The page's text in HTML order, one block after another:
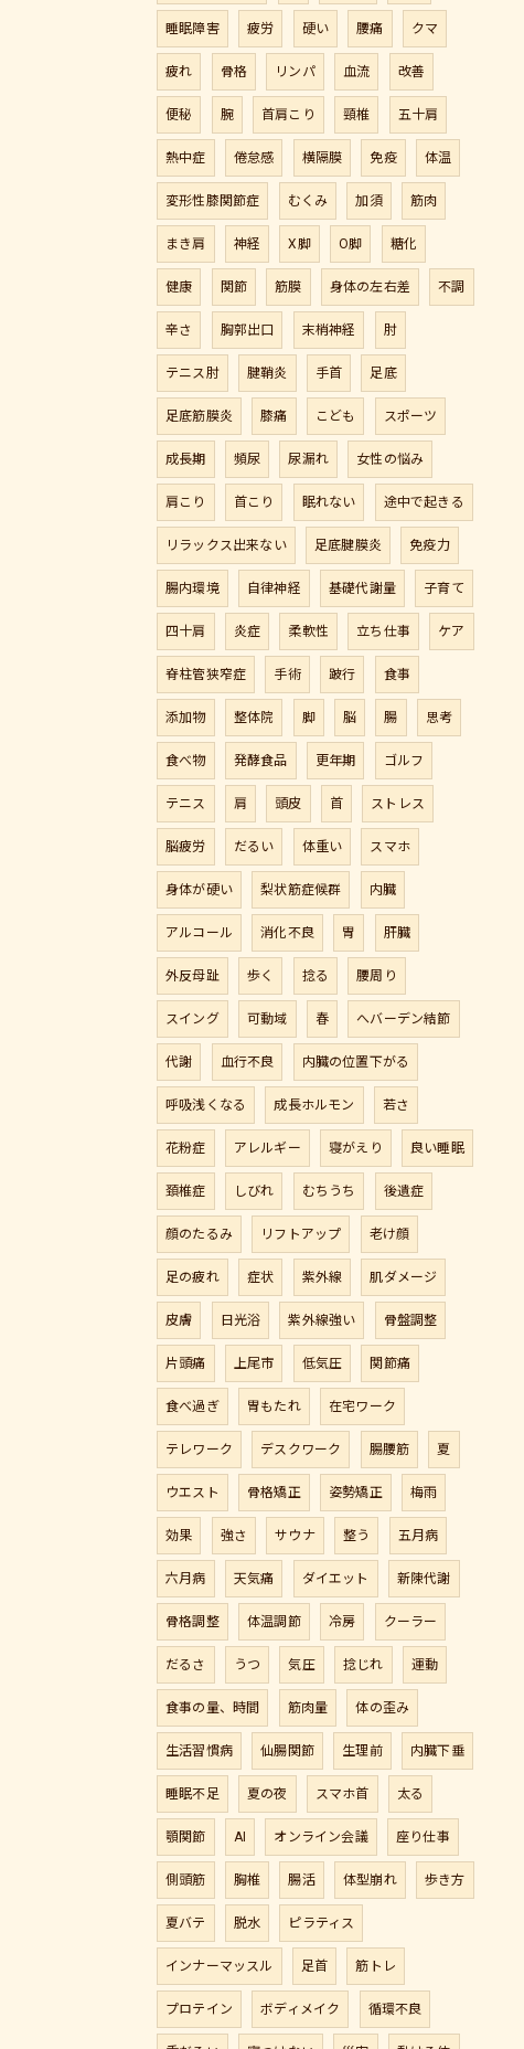
睡眠障害 疲労 硬い 腰痛 クマ
疲れ 骨格 リンパ 血流 改善
便秘 腕 首肩こり 頸椎 五十肩
熱中症 倦怠感 横隔膜 免疫 体温
変形性膝関節症 むくみ 加須 筋肉
まき肩 神経 X脚 O脚 糖化
健康 関節 筋膜 身体の左右差 不調
辛さ 胸郭出口 末梢神経 肘
テニス肘 腱鞘炎 手首 足底
足底筋膜炎 膝痛 こども スポーツ
成長期 頻尿 尿漏れ 女性の悩み
肩こり 首こり 眠れない 途中で起きる
リラックス出来ない 足底腱膜炎 免疫力
腸内環境 自律神経 基礎代謝量 子育て
四十肩 炎症 柔軟性 立ち仕事 ケア
脊柱管狭窄症 手術 跛行 食事
添加物 整体院 脚 脳 腸 思考
食べ物 発酵食品 更年期 ゴルフ
テニス 肩 頭皮 首 ストレス
脳疲労 だるい 体重い スマホ
身体が硬い 梨状筋症候群 内臓
アルコール 消化不良 胃 肝臓
外反母趾 歩く 捻る 腰周り
スイング 可動域 春 へバーデン結節
代謝 血行不良 内臓の位置下がる
呼吸浅くなる 成長ホルモン 若さ
花粉症 アレルギー 寝がえり 良い睡眠
頚椎症 しびれ むちうち 後遺症
顔のたるみ リフトアップ 老け顔
足の疲れ 症状 紫外線 肌ダメージ
皮膚 日光浴 紫外線強い 骨盤調整
片頭痛 上尾市 低気圧 関節痛
食べ過ぎ 胃もたれ 在宅ワーク
テレワーク デスクワーク 腸腰筋 夏
ウエスト 骨格矯正 姿勢矯正 梅雨
効果 強さ サウナ 整う 五月病
六月病 天気痛 ダイエット 新陳代謝
骨格調整 体温調節 冷房 クーラー
だるさ うつ 気圧 捻じれ 運動
食事の量、時間 筋肉量 体の歪み
生活習慣病 仙腸関節 生理前 内臓下垂
睡眠不足 夏の夜 スマホ首 太る
顎関節 AI オンライン会議 座り仕事
側頭筋 胸椎 腸活 体型崩れ 歩き方
夏バテ 脱水 ピラティス
インナーマッスル 足首 筋トレ
プロテイン ボディメイク 循環不良